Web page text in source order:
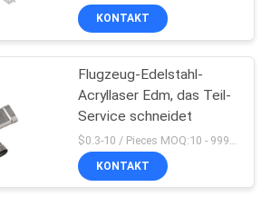
der Plastikteile
Herstellungs-Laser, der
Teile schneidet
KONTAKT
Flugzeug-Edelstahl-
Acryllaser Edm, das Teil-
Service schneidet
$0.3-10 / Pieces MOQ:10 - 999 Stück
KONTAKT